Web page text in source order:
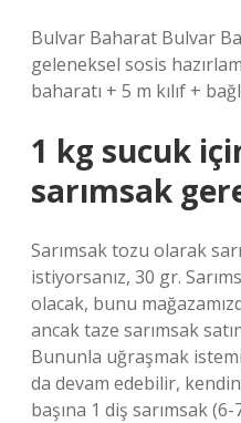
Bulvar Baharat Bulvar
geleneksel sosis
baharatı + 5 m kılıf +
1 kg sucuk
sarımsak
Sarımsak tozu olarak
istiyorsanız, 30 gr.
olacak, bunu
ancak taze sarımsak
Bununla uğraşmak
da devam edebilir,
başına 1 diş sarımsak (6-